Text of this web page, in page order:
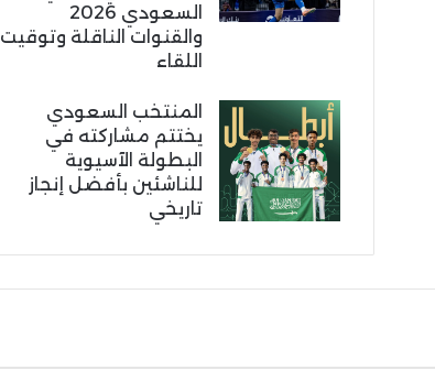
السعودي 2026
والقنوات الناقلة وتوقيت
اللقاء
المنتخب السعودي
يختتم مشاركته في
البطولة الآسيوية
للناشئين بأفضل إنجاز
تاريخي